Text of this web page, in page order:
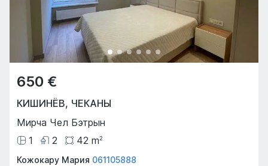
650 €
КИШИНЁВ, ЧЕКАНЫ
Мирча Чел Бэтрын
1
2 42 m2
Кожокару Мария 061105888